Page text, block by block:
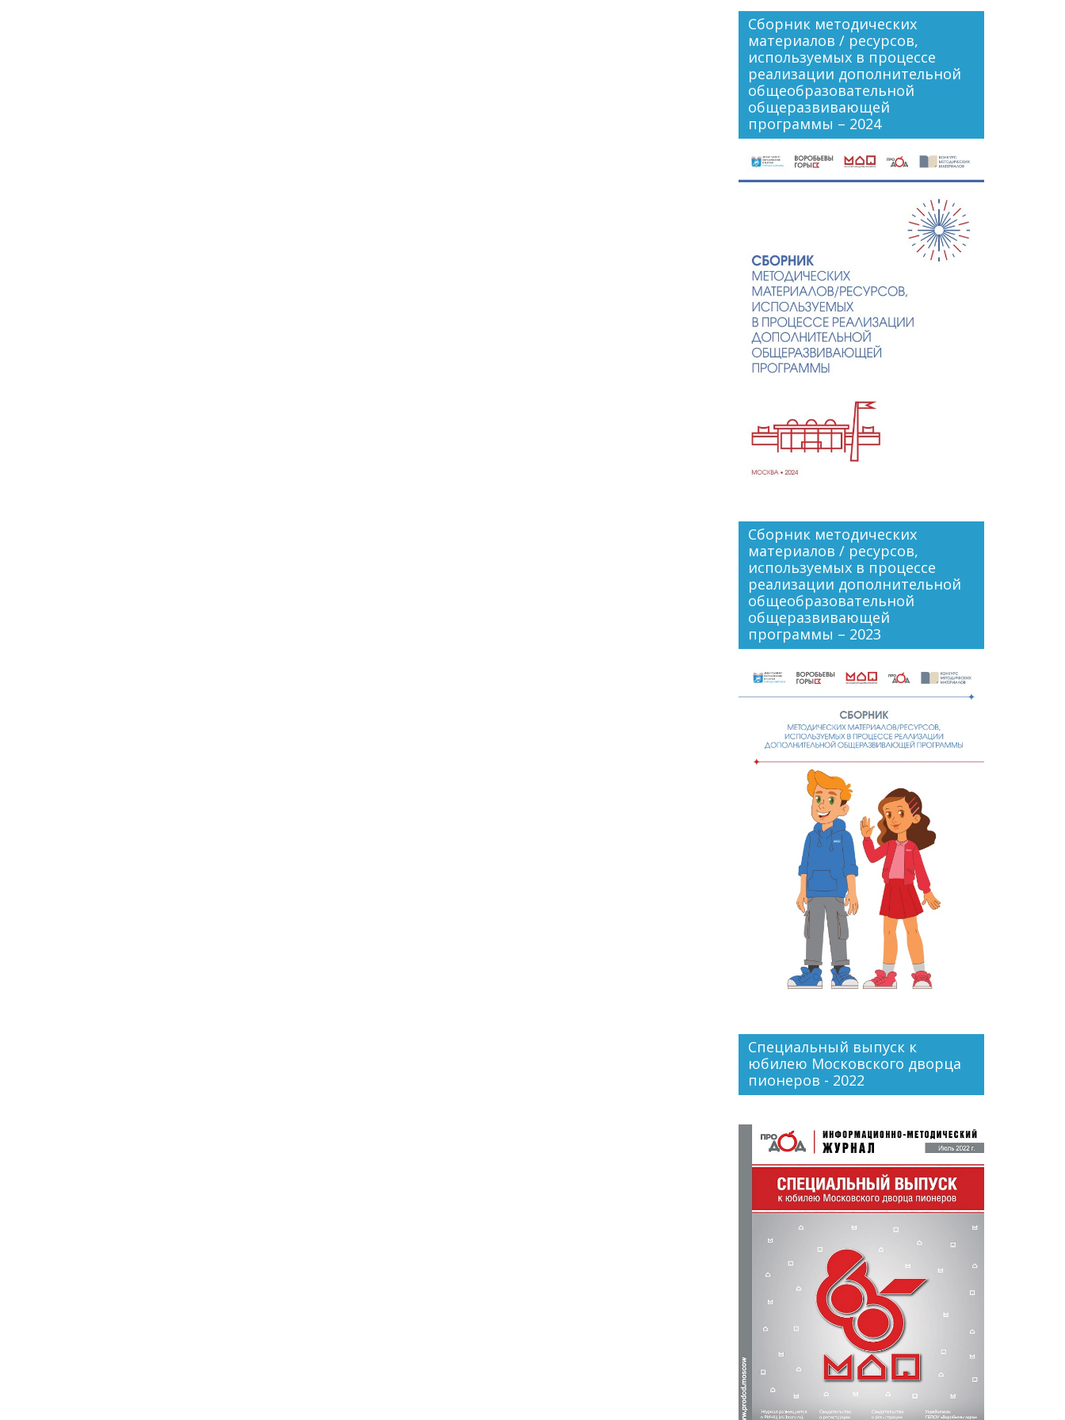
Сборник методических
материалов / ресурсов,
используемых в процессе
реализации дополнительной
общеобразовательной
общеразвивающей
программы – 2024
Сборник методических
материалов / ресурсов,
используемых в процессе
реализации дополнительной
общеобразовательной
общеразвивающей
программы – 2023
Специальный выпуск к
юбилею Московского дворца
пионеров - 2022